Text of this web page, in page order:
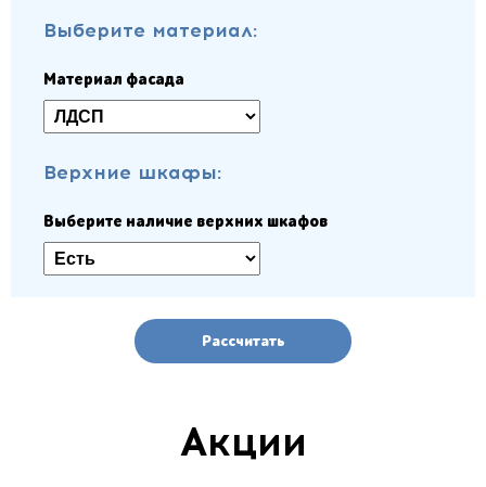
Выберите материал:
Материал фасада
Верхние шкафы:
Выберите наличие верхних шкафов
Рассчитать
Акции